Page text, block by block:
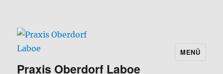
Praxis Oberdorf Laboe
MENÜ